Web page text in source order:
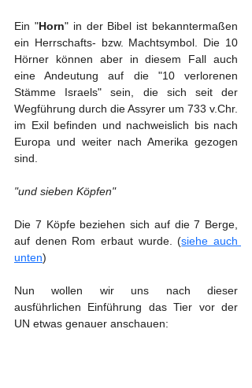
Ein "Horn" in der Bibel ist bekanntermaßen
ein Herrschafts- bzw. Machtsymbol. Die 10
Hörner können aber in diesem Fall auch
eine Andeutung auf die "10 verlorenen
Stämme Israels" sein, die sich seit der
Wegführung durch die Assyrer um 733 v.Chr.
im Exil befinden und nachweislich bis nach
Europa und weiter nach Amerika gezogen
sind.
"und sieben Köpfen"
Die 7 Köpfe beziehen sich auf die 7 Berge,
auf denen Rom erbaut wurde. (siehe auch
unten)
Nun wollen wir uns nach dieser
ausführlichen Einführung das Tier vor der
UN etwas genauer anschauen: